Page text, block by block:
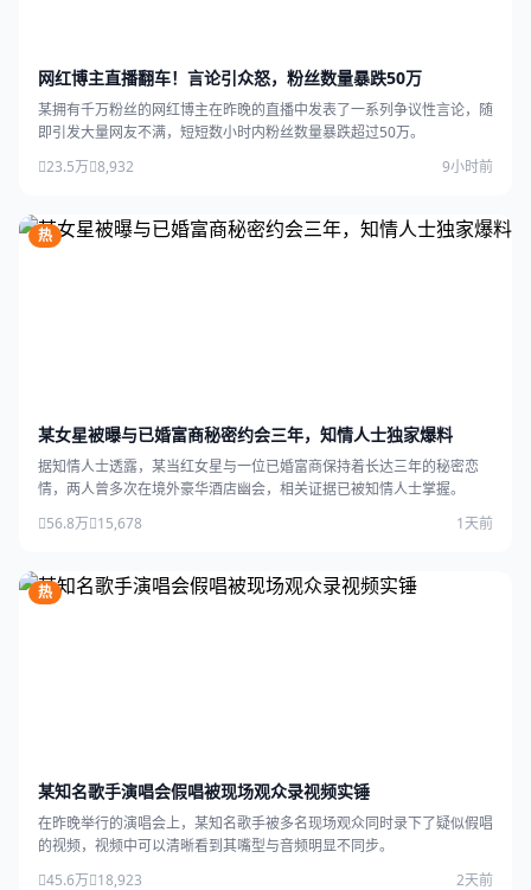
网红博主直播翻车！言论引众怒，粉丝数量暴跌50万
某拥有千万粉丝的网红博主在昨晚的直播中发表了一系列争议性言论，随
即引发大量网友不满，短短数小时内粉丝数量暴跌超过50万。
23.5万 8,932 9小时前
热
某女星被曝与已婚富商秘密约会三年，知情人士独家爆料
据知情人士透露，某当红女星与一位已婚富商保持着长达三年的秘密恋
情，两人曾多次在境外豪华酒店幽会，相关证据已被知情人士掌握。
56.8万 15,678 1天前
热
某知名歌手演唱会假唱被现场观众录视频实锤
在昨晚举行的演唱会上，某知名歌手被多名现场观众同时录下了疑似假唱
的视频，视频中可以清晰看到其嘴型与音频明显不同步。
45.6万 18,923 2天前